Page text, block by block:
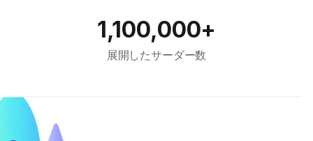
1,100,000+
展開したサーダー数